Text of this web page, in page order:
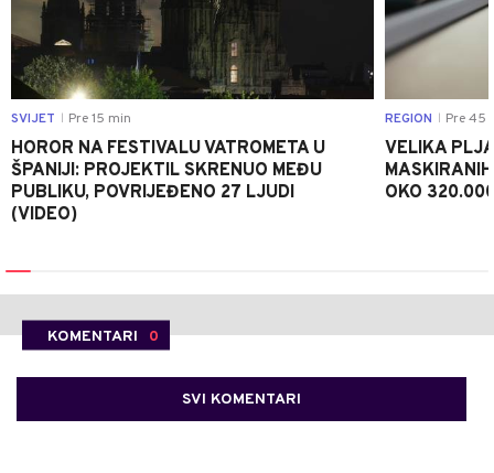
SVIJET Pre 15 min
HOROR NA FESTIVALU VATROMETA U
ŠPANIJI: PROJEKTIL SKRENUO MEĐU
PUBLIKU, POVRIJEĐENO 27 LJUDI
(VIDEO)
REGION Pre 45
VELIKA
OKO
KOMENTARI 0
SVI KOMENTARI